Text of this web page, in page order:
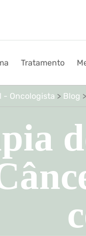
Tratamento
- Oncologista > Blog >